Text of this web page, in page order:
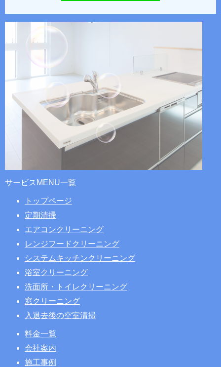
サービスMENU一覧
トップページ
定期清掃
エアコンクリーニング
レンジフードクリーニング
システムキッチンクリーニング
浴室クリーニング
洗面所・トイレクリーニング
窓クリーニング
入退去後の空室清掃
料金一覧
会社案内
施工事例